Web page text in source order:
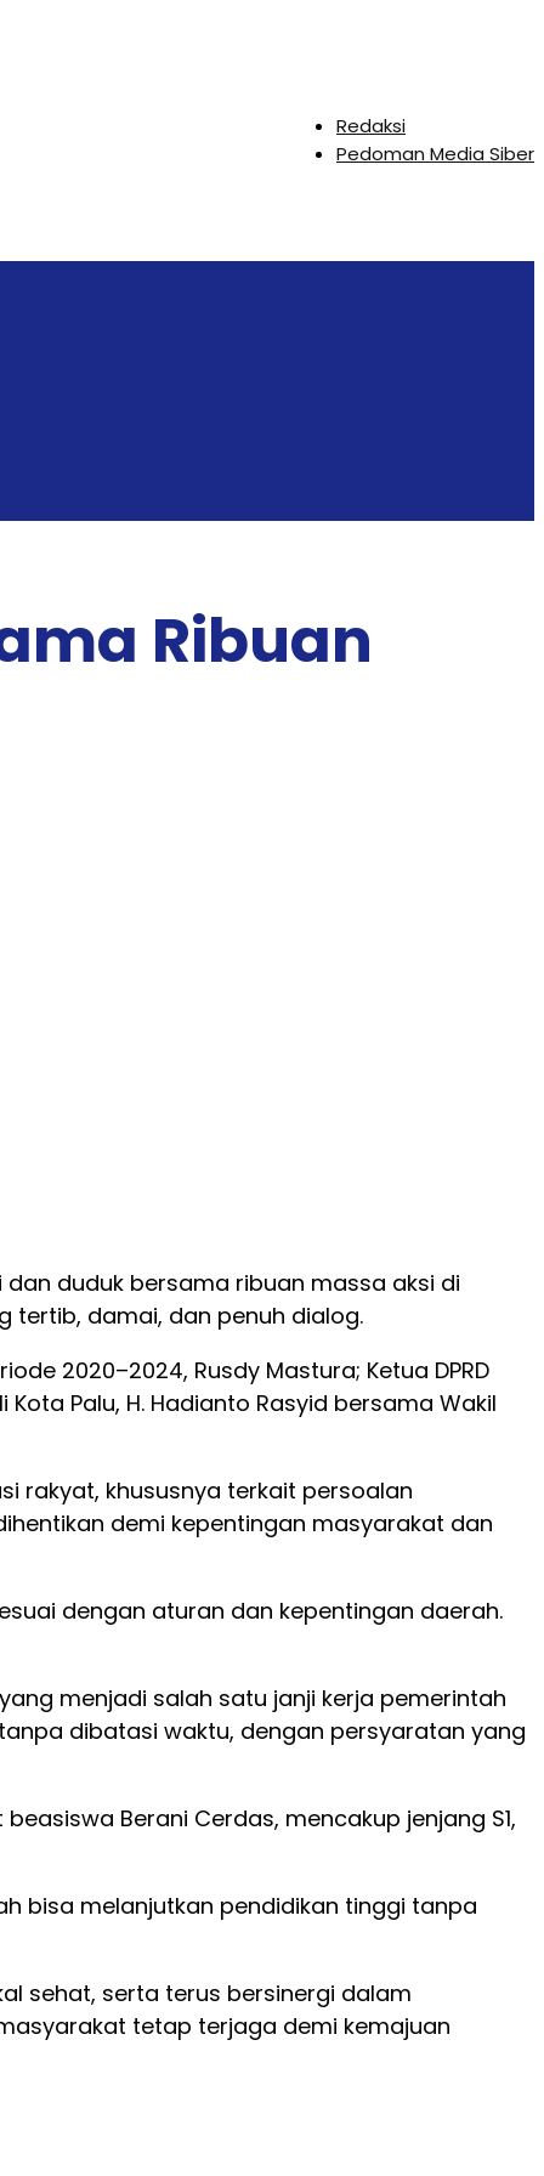
Redaksi
Pedoman Media Siber
Ribuan
dan duduk bersama ribuan massa aksi di
tertib, damai, dan penuh dialog.
2020–2024, Rusdy Mastura; Ketua DPRD
Kota Palu, H. Hadianto Rasyid bersama Wakil
rakyat, khususnya terkait persoalan
demi kepentingan masyarakat dan
dengan aturan dan kepentingan daerah.
menjadi salah satu janji kerja pemerintah
dibatasi waktu, dengan persyaratan yang
Berani Cerdas, mencakup jenjang S1,
bisa melanjutkan pendidikan tinggi tanpa
sehat, serta terus bersinergi dalam
tetap terjaga demi kemajuan